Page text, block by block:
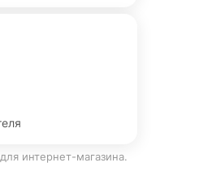
интернет-магазина.